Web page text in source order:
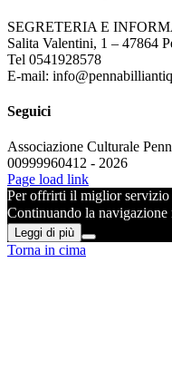
SEGRETERIA E
Salita Valentini, 1 – 47864
Tel 0541928578
E-mail:
Seguici
Associazione Culturale
00999960412 - 2026
Page load link
Per offrirti il miglior servizio
Continuando la
Leggi di più
Torna in cima